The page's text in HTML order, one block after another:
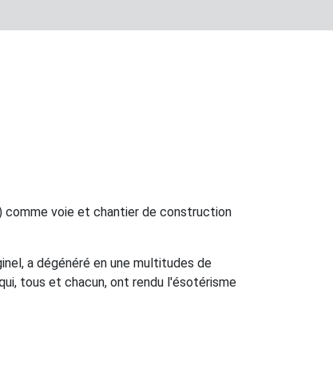
comme voie et chantier de construction
a dégénéré en une multitudes de
tous et chacun, ont rendu l'ésotérisme